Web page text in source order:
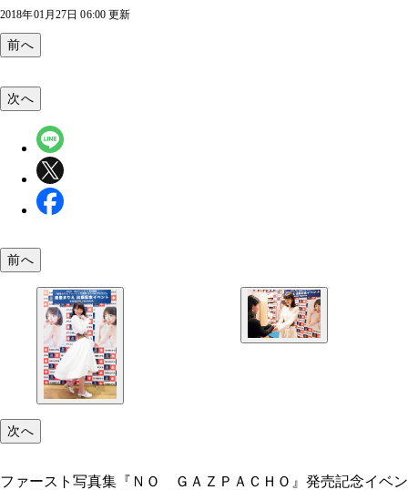
2018年01月27日 06:00 更新
前へ
握手した途端、感極まって泣きだす女性ファンや、
「（男性ファンが参加できる初のイベントだった
よーやく会うことができました」と喜ぶ男性ファ
次へ
前へ
次へ
ファースト写真集『ＮＯ ＧＡＺＰＡＣＨＯ』発売記念イベン